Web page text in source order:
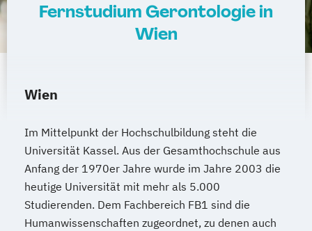
Fernstudium Gerontologie in
Wien
Wien
Im Mittelpunkt der Hochschulbildung steht die
Universität Kassel. Aus der Gesamthochschule aus
Anfang der 1970er Jahre wurde im Jahre 2003 die
heutige Universität mit mehr als 5.000
Studierenden. Dem Fachbereich FB1 sind die
Humanwissenschaften zugeordnet, zu denen auch